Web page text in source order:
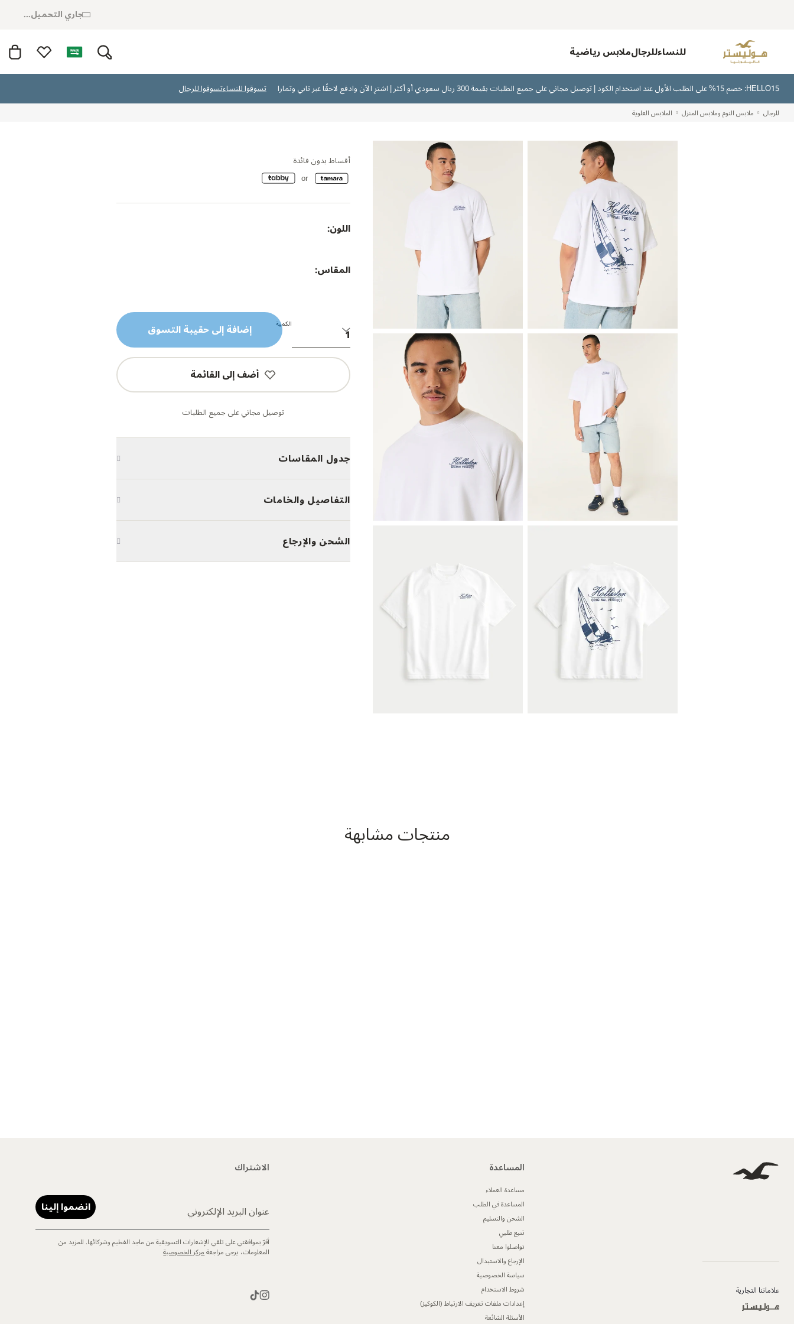
جاري التحميل...
للنساءللرجالملابس رياضية
HELLO15: خصم 15% على الطلب الأول عند استخدام الكود | توصيل مجاني على جميع الطلبات بقيمة 300 ريال سعودي أو أكثر | اشترِ الآن وادفع لاحقًا عبر تابي وتمارا تسوقوا للنساءتسوقوا للرجال
للرجال ملابس النوم وملابس المنزل الملابس العلوية
أقساط بدون فائدة
اللون:
المقاس:
الكمية إضافة إلى حقيبة التسوق
أضف إلى القائمة
توصيل مجاني على جميع الطلبات
جدول المقاسات
التفاصيل والخامات
الشحن والإرجاع
منتجات مشابهة
علاماتنا التجارية
المساعدة
مساعدة العملاء
المساعدة في الطلب
الشحن والتسليم
تتبع طلبي
تواصلوا معنا
الإرجاع والاستبدال
سياسة الخصوصية
شروط الاستخدام
إعدادات ملفات تعريف الارتباط (الكوكيز)
الأسئلة الشائعة
الاشتراك
عنوان البريد الإلكتروني انضموا إلينا
أقرّ بموافقتي على تلقي الإشعارات التسويقية من ماجد الفطيم وشركائها. للمزيد من
المعلومات، يرجى مراجعةمركز الخصوصية